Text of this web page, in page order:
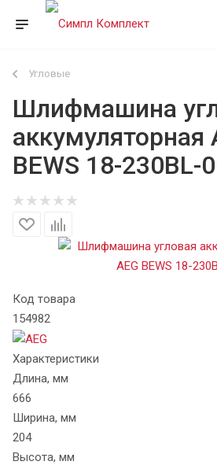
Угловые
Шлифмашина
аккумуляторная
BEWS 18-230BL-0
Код товара
154982
Характеристики
Длина, мм
666
Ширина, мм
204
Высота, мм